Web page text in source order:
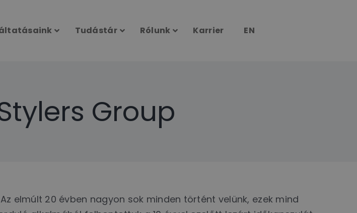
Tudástár Rólunk Karrier EN
Group
elmúlt 20 évben nagyon sok minden történt velünk, ezek mind